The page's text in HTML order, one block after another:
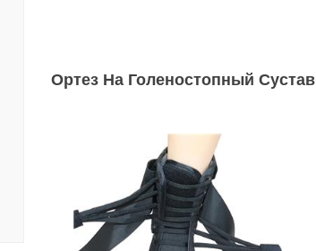
Ортез На Голеностопный Сустав